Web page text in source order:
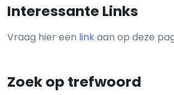
Interessante Links
Vraag hier een linkaan op deze
Zoek op trefwoord